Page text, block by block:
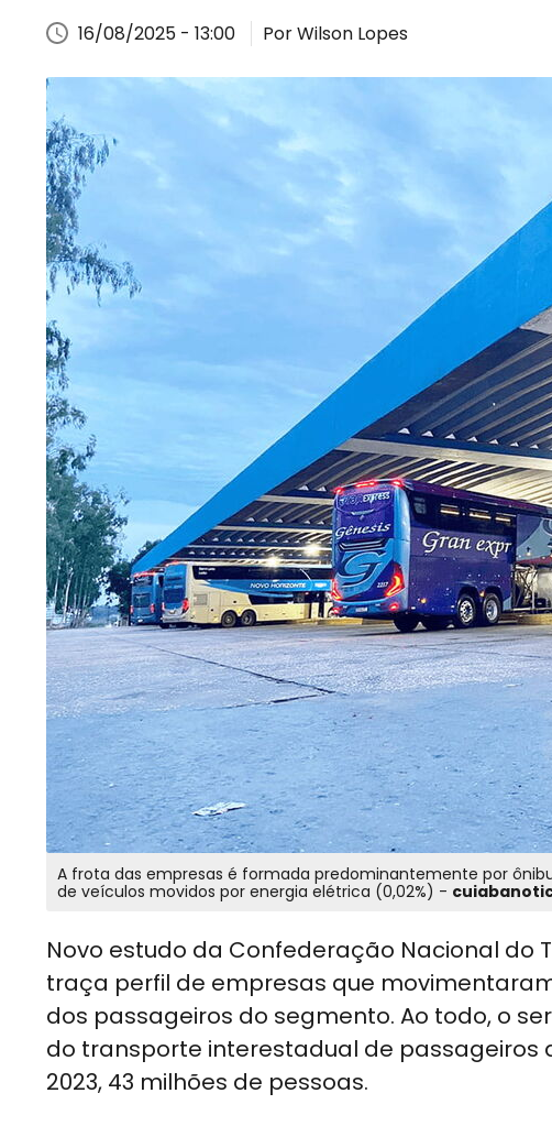
16/08/2025 - 13:00 Por Wilson Lopes
A frota das empresas é formada predominantemente por
de veículos movidos por energia elétrica (0,02%) -
Novo estudo da Confederação Nacional do
traça perfil de empresas que
dos passageiros do segmento. Ao todo, o
do transporte interestadual de passageiros
2023, 43 milhões de pessoas.